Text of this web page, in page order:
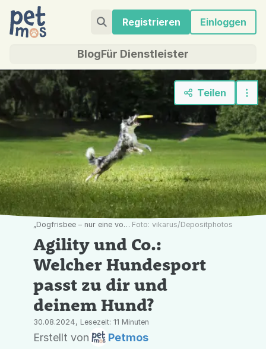
Registrieren Einloggen
BlogFür Dienstleister
Teilen
„Dogfrisbee – nur eine von vielen Hundesportarten, bei denen Schnelligkeit und Geschick gefordert wird.“ Foto: vikarus/Depositphotos
Agility und Co.:
Welcher Hundesport
passt zu dir und
deinem Hund?
30.08.2024, Lesezeit: 11 Minuten
Erstellt von Petmos